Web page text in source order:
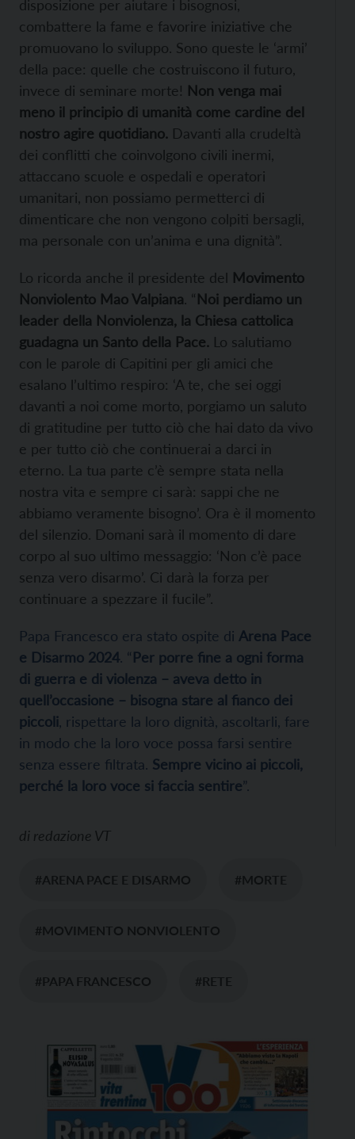
disposizione per aiutare i bisognosi,
combattere la fame e favorire iniziative che
promuovano lo sviluppo. Sono queste le ‘armi’
della pace: quelle che costruiscono il futuro,
invece di seminare morte! Non venga mai
meno il principio di umanità come cardine del
nostro agire quotidiano. Davanti alla crudeltà
dei conflitti che coinvolgono civili inermi,
attaccano scuole e ospedali e operatori
umanitari, non possiamo permetterci di
dimenticare che non vengono colpiti bersagli,
ma personale con un’anima e una dignità”.
Lo ricorda anche il presidente del Movimento
Nonviolento Mao Valpiana. “Noi perdiamo un
leader della Nonviolenza, la Chiesa cattolica
guadagna un Santo della Pace. Lo salutiamo
con le parole di Capitini per gli amici che
esalano l’ultimo respiro: ‘A te, che sei oggi
davanti a noi come morto, porgiamo un saluto
di gratitudine per tutto ciò che hai dato da vivo
e per tutto ciò che continuerai a darci in
eterno. La tua parte c’è sempre stata nella
nostra vita e sempre ci sarà: sappi che ne
abbiamo veramente bisogno’. Ora è il momento
del silenzio. Domani sarà il momento di dare
corpo al suo ultimo messaggio: ‘Non c’è pace
senza vero disarmo’. Ci darà la forza per
continuare a spezzare il fucile”.
Papa Francesco era stato ospite di Arena Pace
e Disarmo 2024. “Per porre fine a ogni forma
di guerra e di violenza – aveva detto in
quell’occasione – bisogna stare al fianco dei
piccoli, rispettare la loro dignità, ascoltarli, fare
in modo che la loro voce possa farsi sentire
senza essere filtrata. Sempre vicino ai piccoli,
perché la loro voce si faccia sentire”.
di redazione VT
#ARENA PACE E DISARMO #MORTE
#MOVIMENTO NONVIOLENTO
#PAPA FRANCESCO #RETE